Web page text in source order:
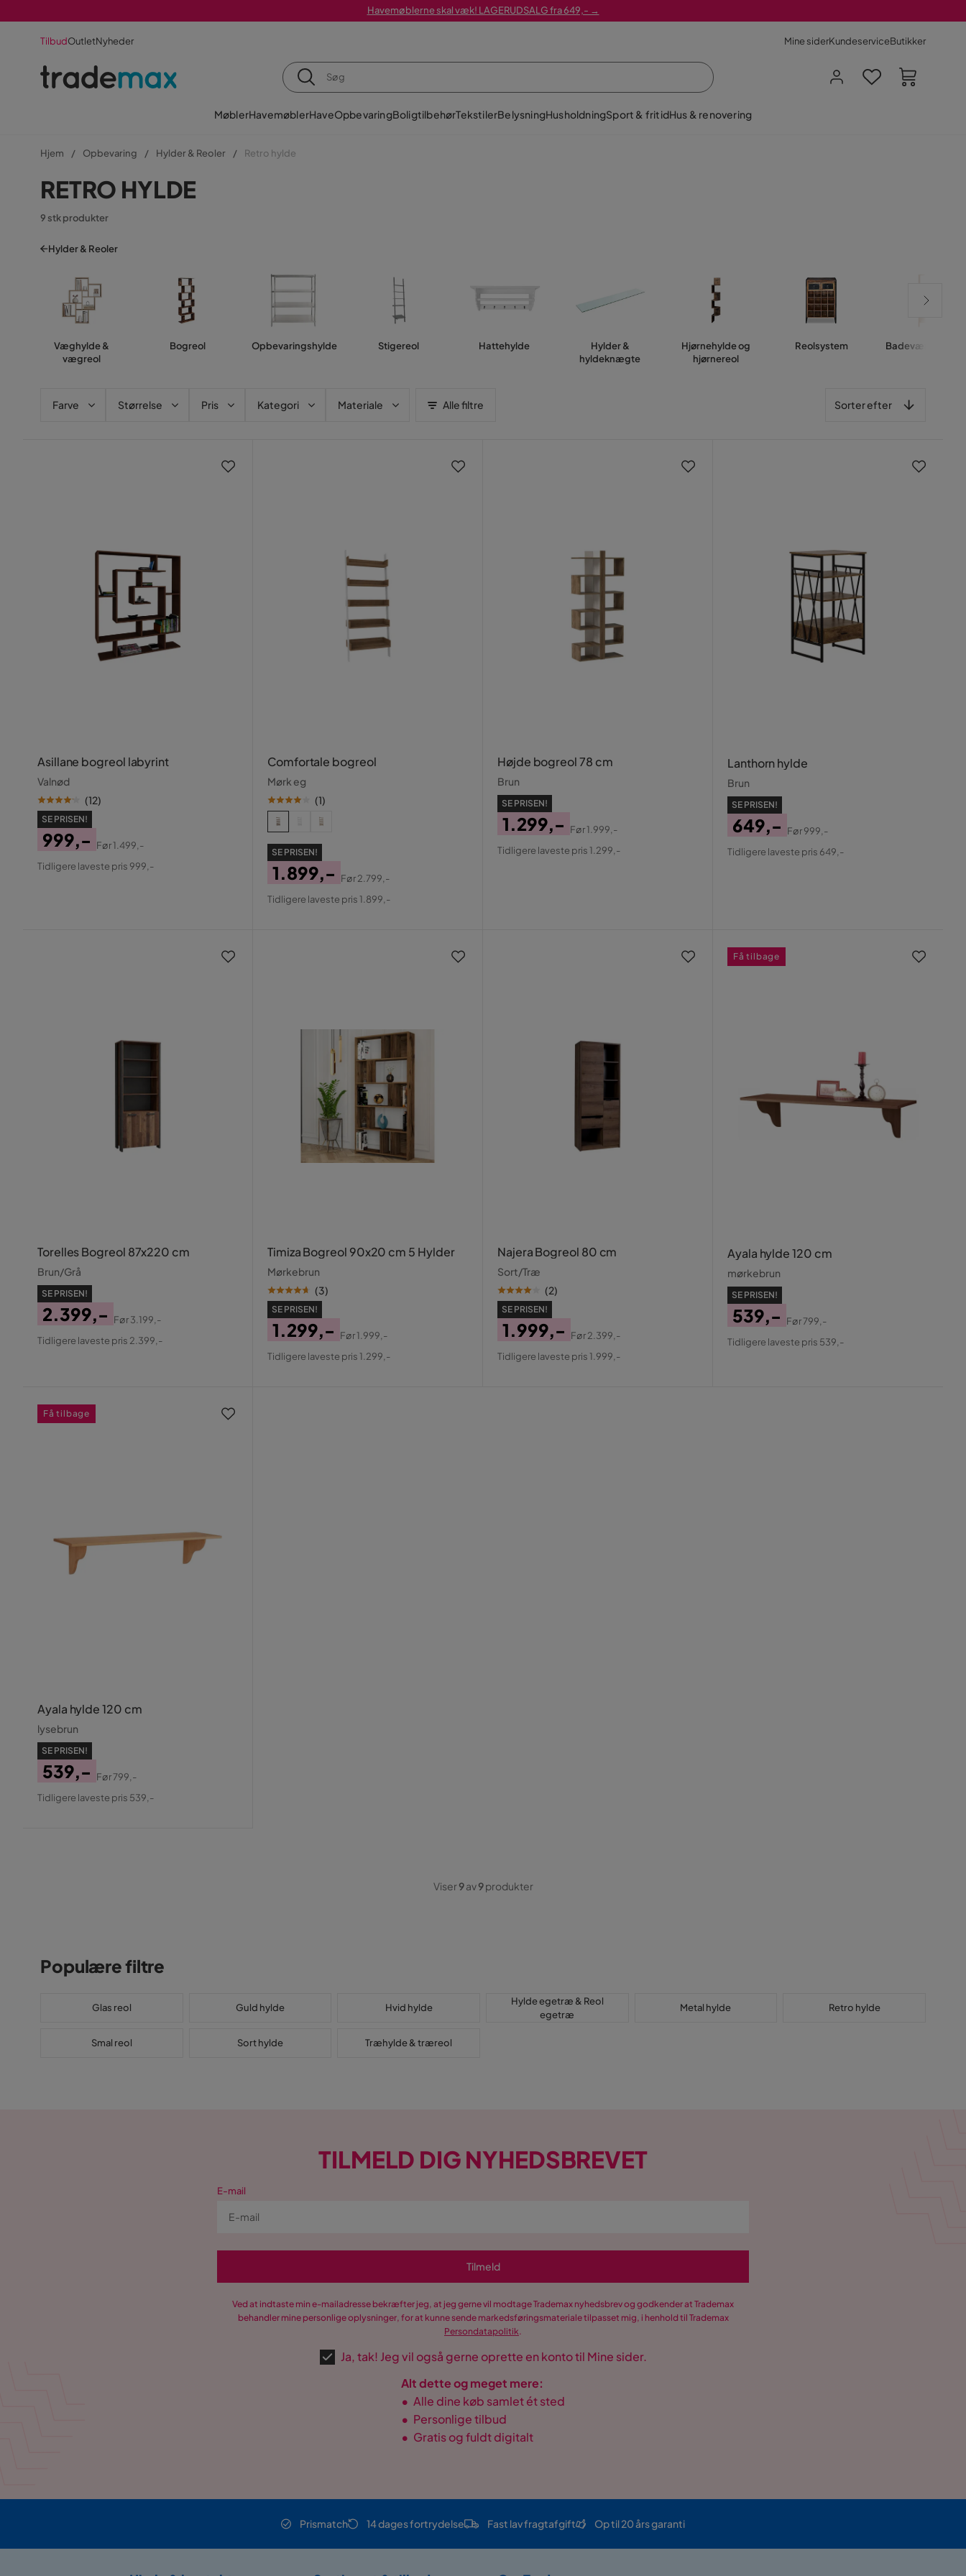
Havemøblerne skal væk! LAGERUDSALG fra 649,- →
TilbudOutletNyheder Mine siderKundeserviceButikker
MøblerHavemøblerHaveOpbevaringBoligtilbehørTekstilerBelysningHusholdningSport & fritidHus & renovering
Hjem Opbevaring Hylder & Reoler Retro hylde
RETRO HYLDE
9 stk produkter
Hylder & Reoler
Væghylde &
vægreol
Bogreol Opbevaringshylde Stigereol Hattehylde
Hylder &
hyldeknægte
Hjørnehylde og
hjørnereol
Reolsystem
Farve Størrelse Pris Kategori Materiale Alle filtre Sorter efter
Asillane bogreol labyrint
Valnød
(12)
SE PRISEN!
Pris
999,-
Original
Før1.499,-
Tidligere laveste pris 999,-
Comfortale bogreol
Mørk eg
(1)
SE PRISEN!
Pris
1.899,-
Original
Før2.799,-
Tidligere laveste pris 1.899,-
Højde bogreol 78 cm
Brun
SE PRISEN!
Pris
1.299,-
Original
Før1.999,-
Tidligere laveste pris 1.299,-
Lanthorn hylde
Brun
SE PRISEN!
Pris
649,-
Original
Før999,-
Tidligere laveste pris 649,-
Torelles Bogreol 87x220 cm
Brun/Grå
SE PRISEN!
Pris
2.399,-
Original
Før3.199,-
Tidligere laveste pris 2.399,-
Timiza Bogreol 90x20 cm 5 Hylder
Mørkebrun
(3)
SE PRISEN!
Pris
1.299,-
Original
Før1.999,-
Tidligere laveste pris 1.299,-
Najera Bogreol 80 cm
Sort/Træ
(2)
SE PRISEN!
Pris
1.999,-
Original
Før2.399,-
Tidligere laveste pris 1.999,-
Ayala hylde 120 cm
mørkebrun
SE PRISEN!
Pris
539,-
Original
Før799,-
Tidligere laveste pris 539,-
Få tilbage
Ayala hylde 120 cm
lysebrun
SE PRISEN!
Pris
539,-
Original
Før799,-
Tidligere laveste pris 539,-
Få tilbage
Viser9av9produkter
Populære filtre
Glas reol Guld hylde Hvid hylde
Hylde egetræ & Reol
egetræ
Metal hylde Retro hylde
Smal reol Sort hylde Træhylde & træreol
TILMELD DIG NYHEDSBREVET
E-mail
Tilmeld
Ved at indtaste min e-mailadresse bekræfter jeg, at jeg gerne vil modtage Trademax nyhedsbrev og godkender at Trademax
behandler mine personlige oplysninger, for at kunne sende markedsføringsmateriale tilpasset mig, i henhold til Trademax
Persondatapolitik.
Ja, tak! Jeg vil også gerne oprette en konto til Mine sider.
Alt dette og meget mere:
• Alle dine køb samlet ét sted
• Personlige tilbud
• Gratis og fuldt digitalt
Prismatch 14 dages fortrydelse Fast lav fragtafgift Op til 20 års garanti